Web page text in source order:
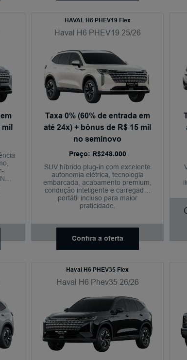
mil
HAVAL H6 PHEV19 Flex
Haval H6 PHEV19 25/26
Taxa 0% (60% de entrada em
até 24x) + bônus de R$ 15 mil
no seminovo
Preço: R$248.000
SUV híbrido plug-in com excelente
autonomia elétrica, tecnologia
embarcada, acabamento premium,
condução inteligente e carregador
portátil incluso para maior
praticidade.
Confira a oferta
Haval H6 PHEV35 Flex
Haval H6 Phev35 26/26